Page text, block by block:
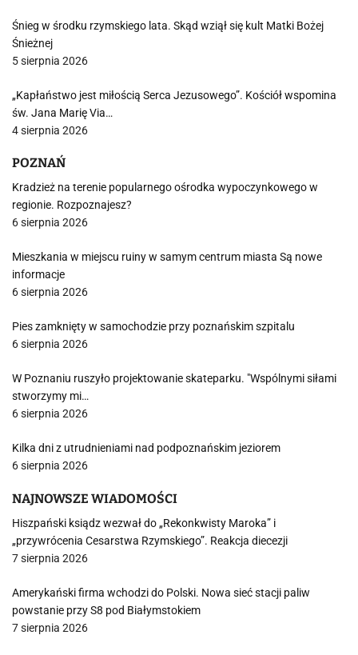
Śnieg w środku rzymskiego lata. Skąd wziął się kult Matki Bożej
Śnieżnej
5 sierpnia 2026
„Kapłaństwo jest miłością Serca Jezusowego”. Kościół wspomina
św. Jana Marię Via…
4 sierpnia 2026
POZNAŃ
Kradzież na terenie popularnego ośrodka wypoczynkowego w
regionie. Rozpoznajesz?
6 sierpnia 2026
Mieszkania w miejscu ruiny w samym centrum miasta Są nowe
informacje
6 sierpnia 2026
Pies zamknięty w samochodzie przy poznańskim szpitalu
6 sierpnia 2026
W Poznaniu ruszyło projektowanie skateparku. "Wspólnymi siłami
stworzymy mi…
6 sierpnia 2026
Kilka dni z utrudnieniami nad podpoznańskim jeziorem
6 sierpnia 2026
NAJNOWSZE WIADOMOŚCI
Hiszpański ksiądz wezwał do „Rekonkwisty Maroka” i
„przywrócenia Cesarstwa Rzymskiego”. Reakcja diecezji
7 sierpnia 2026
Amerykański firma wchodzi do Polski. Nowa sieć stacji paliw
powstanie przy S8 pod Białymstokiem
7 sierpnia 2026